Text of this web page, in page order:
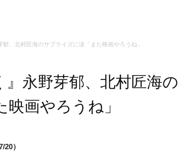
、北村匠海のサプライズに涙「また映画やろうね」
永野芽郁、北村匠海の
画やろうね」
）